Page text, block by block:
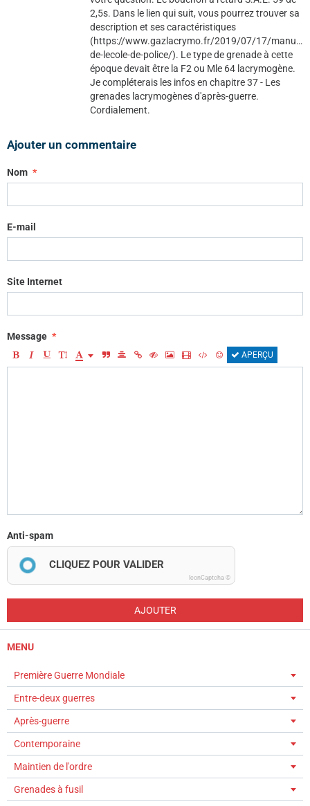
2,5s. Dans le lien qui suit, vous pourrez trouver sa
description et ses caractéristiques
(https://www.gazlacrymo.fr/2019/07/17/manuel-
de-lecole-de-police/). Le type de grenade à cette
époque devait être la F2 ou Mle 64 lacrymogène.
Je compléterais les infos en chapitre 37 - Les
grenades lacrymogènes d'après-guerre.
Cordialement.
Ajouter un commentaire
Nom
E-mail
Site Internet
Message
APERÇU
Anti-spam
CLIQUEZ POUR VALIDER
IconCaptcha ©
AJOUTER
MENU
Première Guerre Mondiale
Entre-deux guerres
Après-guerre
Contemporaine
Maintien de l'ordre
Grenades à fusil